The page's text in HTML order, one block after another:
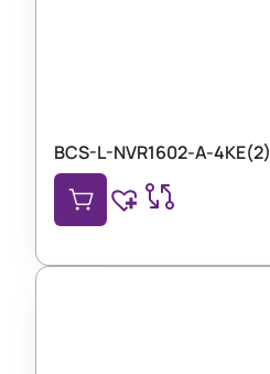
BCS-L-NVR1602-A-4KE(2)